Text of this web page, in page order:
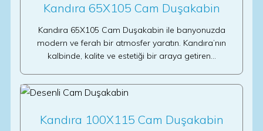
Kandıra 65X105 Cam Duşakabin
Kandıra 65X105 Cam Duşakabin ile banyonuzda
modern ve ferah bir atmosfer yaratın. Kandıra’nın
kalbinde, kalite ve estetiği bir araya getiren…
Kandıra 100X115 Cam Duşakabin